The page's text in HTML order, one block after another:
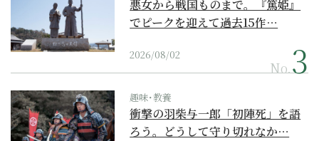
悪女から戦国ものまで。『篤姫』
でピークを迎えて過去15作…
2026/08/02
No.
趣味･教養
衝撃の羽柴与一郎「初陣死」を語
ろう。どうして守り切れなか…